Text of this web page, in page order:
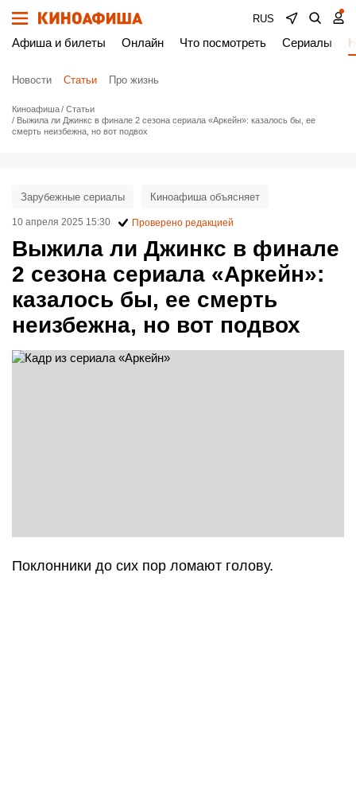
RUS
Афиша и билеты Онлайн Что посмотреть Сериалы
Новости Статьи Про жизнь
Киноафиша
Статьи
Выжила ли Джинкс в финале 2 сезона сериала «Аркейн»: казалось бы, ее
смерть неизбежна, но вот подвох
Выжила ли Джинкс в финале
2 сезона сериала «Аркейн»:
казалось бы, ее смерть
неизбежна, но вот подвох
Зарубежные сериалы Киноафиша объясняет
10 апреля 2025 15:30 Проверено редакцией
Поклонники до сих пор ломают голову.